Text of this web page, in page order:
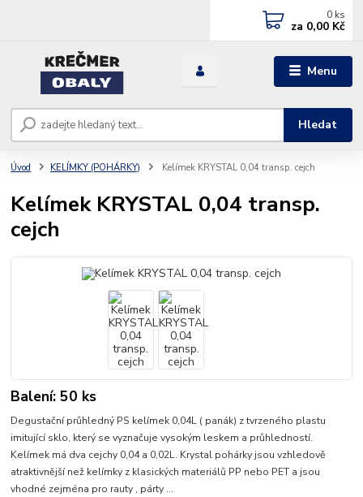
Menu
Hledat
0 ks
za 0,00 Kč
Úvod KELÍMKY (POHÁRKY) Kelímek KRYSTAL 0,04 transp. cejch
Kelímek KRYSTAL 0,04 transp.
cejch
Balení: 50 ks
Degustační průhledný PS kelímek 0,04L ( panák) z tvrzeného plastu
imitující sklo, který se vyznačuje vysokým leskem a průhledností.
Kelímek má dva cejchy 0,04 a 0,02L. Krystal pohárky jsou vzhledově
atraktivnější než kelímky z klasických materiálů PP nebo PET a jsou
vhodné zejména pro rauty , párty ...